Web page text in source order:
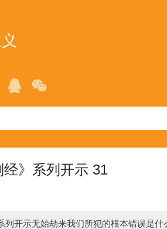
》系列开示 31
列开示无始劫来我们所犯的根本错误是